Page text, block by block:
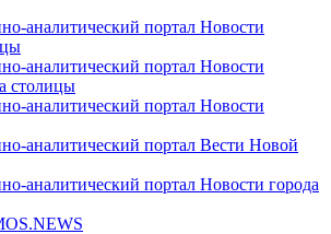
аналитический портал Новости
аналитический портал Новости
столицы
аналитический портал Новости
аналитический портал Вести Новой
аналитический портал Новости города